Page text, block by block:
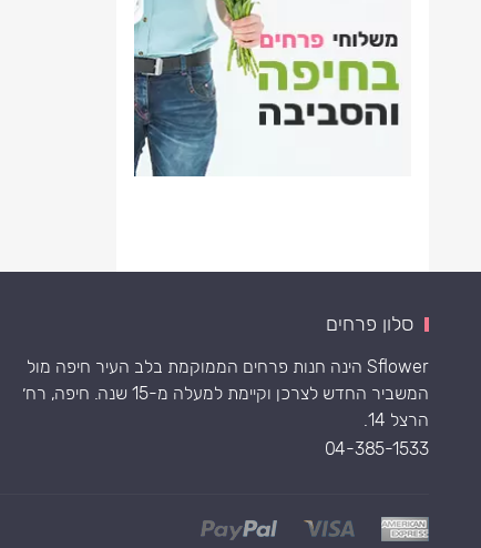
סלון פרחים
Sflower הינה חנות פרחים הממוקמת בלב העיר חיפה מול
המשביר החדש לצרכן וקיימת למעלה מ-15 שנה. חיפה, רח׳
הרצל 14.
04-385-1533